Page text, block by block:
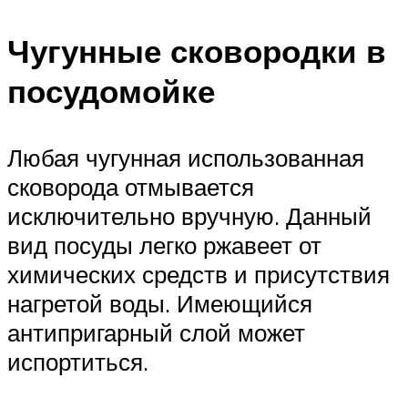
Чугунные сковородки в
посудомойке
Любая чугунная использованная
сковорода отмывается
исключительно вручную. Данный
вид посуды легко ржавеет от
химических средств и присутствия
нагретой воды. Имеющийся
антипригарный слой может
испортиться.